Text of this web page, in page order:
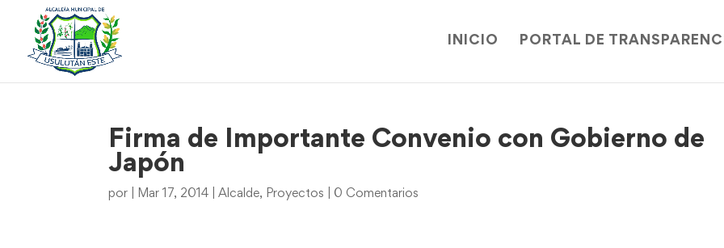
INICIO PORTAL DE
Firma de Importante Convenio con Gobierno de
Japón
por Mar 17, 2014 |Alcalde, Proyectos 0 Comentarios